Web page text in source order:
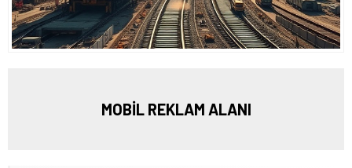
MOBİL REKLAM ALANI